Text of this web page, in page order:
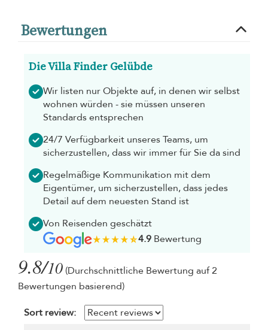
Bewertungen
Die Villa Finder Gelübde
Wir listen nur Objekte auf, in denen wir selbst
wohnen würden - sie müssen unseren
Standards entsprechen
24/7 Verfügbarkeit unseres Teams, um
sicherzustellen, dass wir immer für Sie da sind
Regelmäßige Kommunikation mit dem
Eigentümer, um sicherzustellen, dass jedes
Detail auf dem neuesten Stand ist
Von Reisenden geschätzt
4.9Bewertung
9.8/10 (Durchschnittliche Bewertung auf 2
Bewertungen basierend)
Sort review: